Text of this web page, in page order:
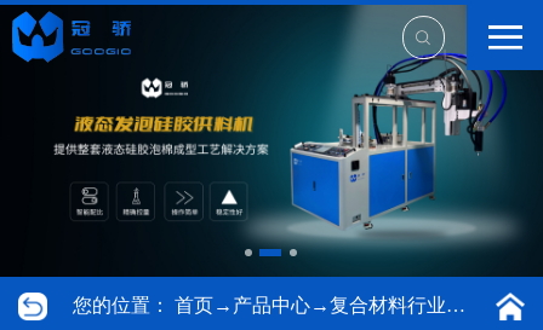
您的位置： 首页→ 产品中心→复合材料行业专用设备